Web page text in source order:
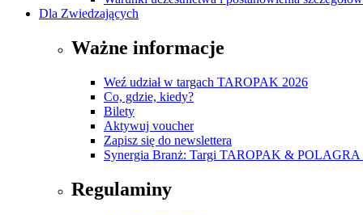
Dla Zwiedzających
Ważne informacje
Weź udział w targach TAROPAK 2026
Co, gdzie, kiedy?
Bilety
Aktywuj voucher
Zapisz się do newslettera
Synergia Branż: Targi TAROPAK & POLAGRA
Regulaminy